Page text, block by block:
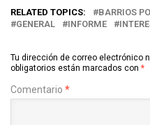
RELATED TOPICS: BARRIOS
GENERAL
INFORME
Tu dirección de correo electrónico
obligatorios están marcados con *
Comentario *